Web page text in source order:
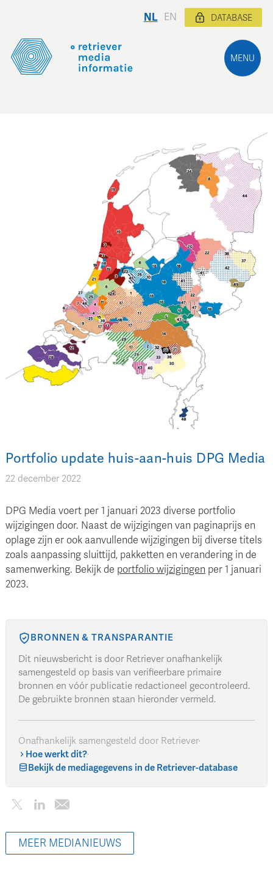
MENU
NL EN DATABASE
Portfolio update huis-aan-huis DPG Media
22 december 2022
DPG Media voert per 1 januari 2023 diverse portfolio
wijzigingen door. Naast de wijzigingen van paginaprijs en
oplage zijn er ook aanvullende wijzigingen bij diverse titels
zoals aanpassing sluittijd, pakketten en verandering in de
samenwerking. Bekijk de portfolio wijzigingen per 1 januari
2023.
BRONNEN & TRANSPARANTIE
Dit nieuwsbericht is door Retriever onafhankelijk
samengesteld op basis van verifieerbare primaire
bronnen en vóór publicatie redactioneel gecontroleerd.
De gebruikte bronnen staan hieronder vermeld.
Onafhankelijk samengesteld door Retriever·
Hoe werkt dit?·
Bekijk de mediagegevens in de Retriever-database
MEER MEDIANIEUWS